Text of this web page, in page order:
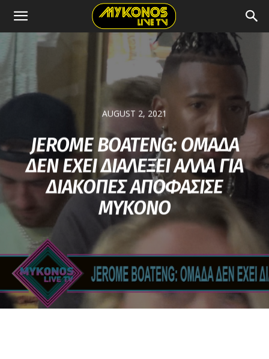
AUGUST 2, 2021
JEROME BOATENG: ΟΜΑΔΑ
ΔΕΝ ΕΧΕΙ ΔΙΑΛΕΞΕΙ ΑΛΛΑ ΓΙΑ
ΔΙΑΚΟΠΕΣ ΑΠΟΦΑΣΙΣΕ
ΜΥΚΟΝΟ